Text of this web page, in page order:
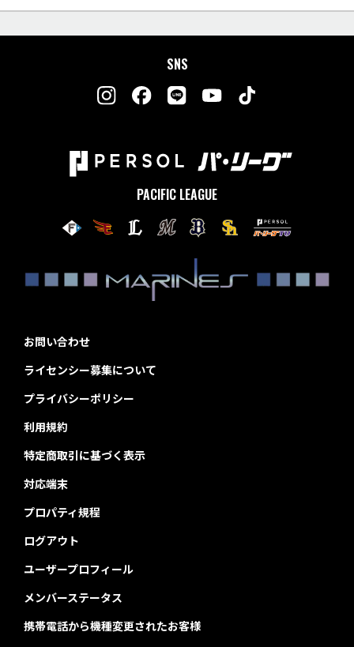
SNS
PACIFIC LEAGUE
お問い合わせ
ライセンシー募集について
プライバシーポリシー
利用規約
特定商取引に基づく表示
対応端末
プロパティ規程
ログアウト
ユーザープロフィール
メンバーステータス
携帯電話から機種変更されたお客様